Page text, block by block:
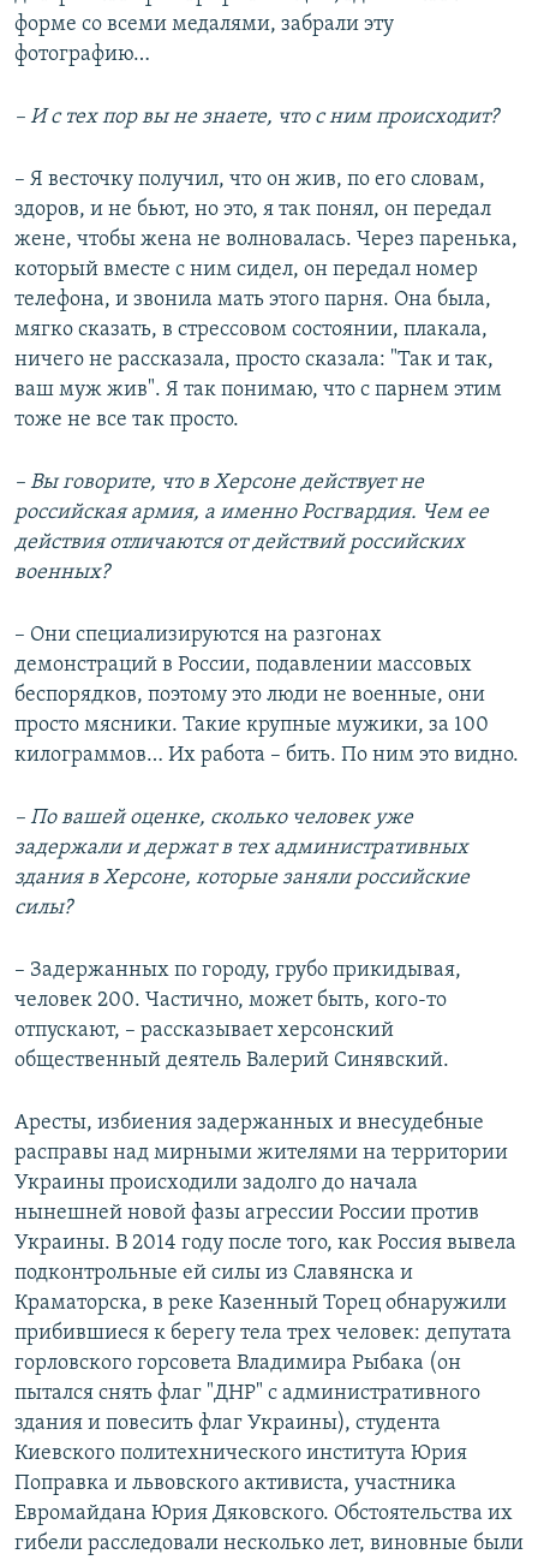
форме со всеми медалями, забрали эту
фотографию…
– И с тех пор вы не знаете, что с ним происходит?
– Я весточку получил, что он жив, по его словам,
здоров, и не бьют, но это, я так понял, он передал
жене, чтобы жена не волновалась. Через паренька,
который вместе с ним сидел, он передал номер
телефона, и звонила мать этого парня. Она была,
мягко сказать, в стрессовом состоянии, плакала,
ничего не рассказала, просто сказала: "Так и так,
ваш муж жив". Я так понимаю, что с парнем этим
тоже не все так просто.
– Вы говорите, что в Херсоне действует не
российская армия, а именно Росгвардия. Чем ее
действия отличаются от действий российских
военных?
– Они специализируются на разгонах
демонстраций в России, подавлении массовых
беспорядков, поэтому это люди не военные, они
просто мясники. Такие крупные мужики, за 100
килограммов… Их работа – бить. По ним это видно.
– По вашей оценке, сколько человек уже
задержали и держат в тех административных
здания в Херсоне, которые заняли российские
силы?
– Задержанных по городу, грубо прикидывая,
человек 200. Частично, может быть, кого-то
отпускают, – рассказывает херсонский
общественный деятель Валерий Синявский.
Аресты, избиения задержанных и внесудебные
расправы над мирными жителями на территории
Украины происходили задолго до начала
нынешней новой фазы агрессии России против
Украины. В 2014 году после того, как Россия вывела
подконтрольные ей силы из Славянска и
Краматорска, в реке Казенный Торец обнаружили
прибившиеся к берегу тела трех человек: депутата
горловского горсовета Владимира Рыбака (он
пытался снять флаг "ДНР" с административного
здания и повесить флаг Украины), студента
Киевского политехнического института Юрия
Поправка и львовского активиста, участника
Евромайдана Юрия Дяковского. Обстоятельства их
гибели расследовали несколько лет, виновные были